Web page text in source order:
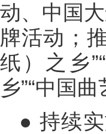
动、中国
牌活动；
纸）之乡
乡”“中国
● 持续